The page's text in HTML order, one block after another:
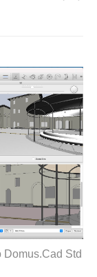
Domus.Cad Std